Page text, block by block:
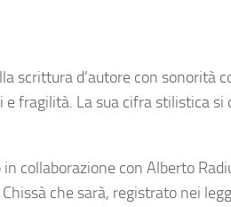
scrittura d’autore con sonorità
fragilità. La sua cifra stilistica
collaborazione con Alberto
che sarà, registrato nei